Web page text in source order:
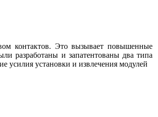
контактов. Это вызывает повышенные
разработаны и запатентованы два типа
усилия установки и извлечения модулей